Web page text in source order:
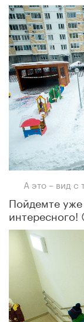
А это – вид с
Пойдемте уже
интересного!